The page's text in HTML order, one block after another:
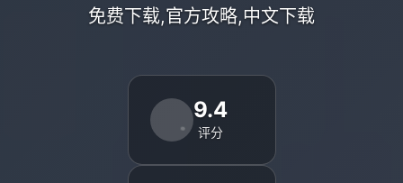
免费下载,官方攻略,中文下载
9.4
评分